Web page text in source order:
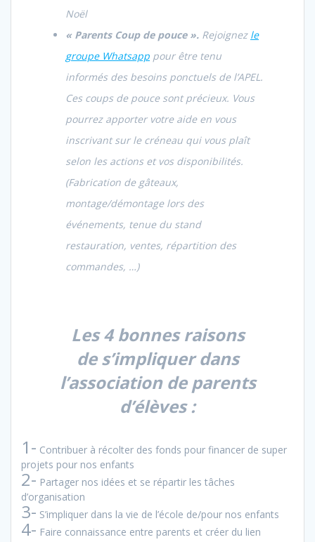
Noël
« Parents Coup de pouce ». Rejoignez le
groupe Whatsapp pour être tenu
informés des besoins ponctuels de l’APEL.
Ces coups de pouce sont précieux. Vous
pourrez apporter votre aide en vous
inscrivant sur le créneau qui vous plaît
selon les actions et vos disponibilités.
(Fabrication de gâteaux,
montage/démontage lors des
événements, tenue du stand
restauration, ventes, répartition des
commandes, …)
Les 4 bonnes raisons
de s’impliquer dans
l’association de parents
d’élèves :
1- Contribuer à récolter des fonds pour financer de super
projets pour nos enfants
2- Partager nos idées et se répartir les tâches
d’organisation
3- S’impliquer dans la vie de l’école de/pour nos enfants
4- Faire connaissance entre parents et créer du lien